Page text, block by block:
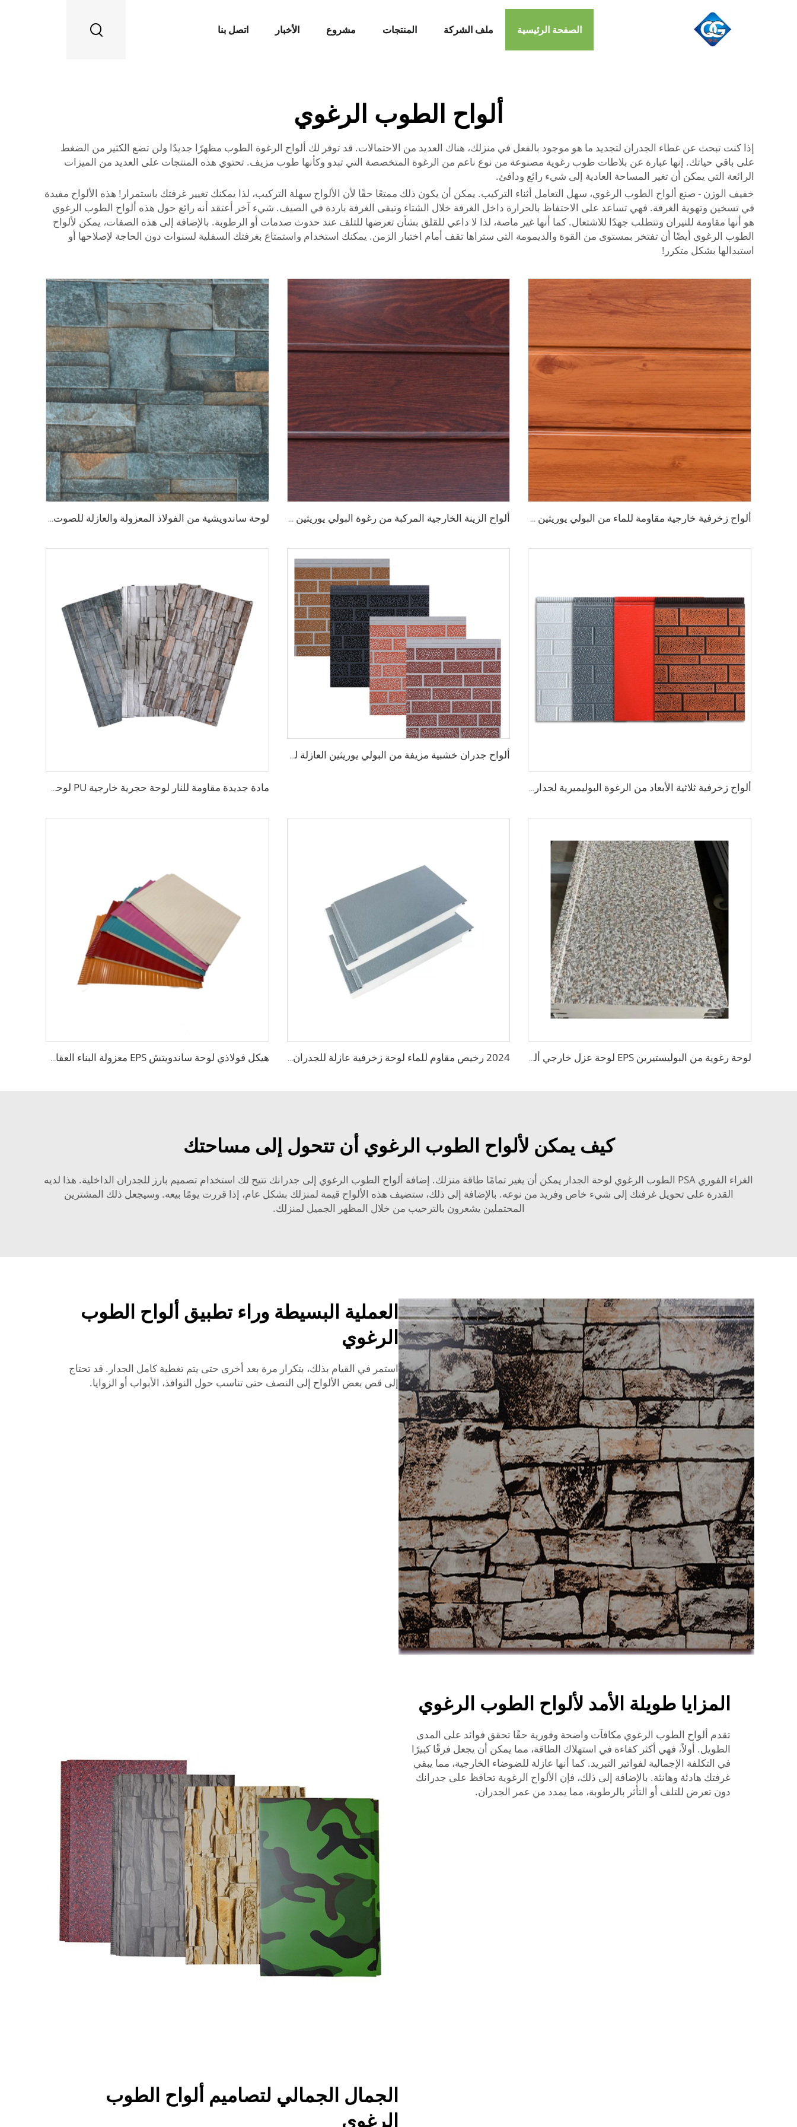
الصفحة الرئيسية ملف الشركة المنتجات مشروع الأخبار اتصل بنا
ألواح الطوب الرغوي
إذا كنت تبحث عن غطاء الجدران لتجديد ما هو موجود بالفعل في منزلك، هناك العديد من الاحتمالات. قد توفر لك ألواح الرغوة الطوب مظهرًا جديدًا ولن تضع الكثير من الضغط
على باقي حياتك. إنها عبارة عن بلاطات طوب رغوية مصنوعة من نوع ناعم من الرغوة المتخصصة التي تبدو وكأنها طوب مزيف. تحتوي هذه المنتجات على العديد من الميزات
الرائعة التي يمكن أن تغير المساحة العادية إلى شيء رائع ودافئ.
خفيف الوزن - صنع ألواح الطوب الرغوي، سهل التعامل أثناء التركيب. يمكن أن يكون ذلك ممتعًا حقًا لأن الألواح سهلة التركيب، لذا يمكنك تغيير غرفتك باستمرار! هذه الألواح مفيدة
في تسخين وتهوية الغرفة. فهي تساعد على الاحتفاظ بالحرارة داخل الغرفة خلال الشتاء وتبقى الغرفة باردة في الصيف. شيء آخر أعتقد أنه رائع حول هذه ألواح الطوب الرغوي
هو أنها مقاومة للنيران وتتطلب جهدًا للاشتعال. كما أنها غير ماصة، لذا لا داعي للقلق بشأن تعرضها للتلف عند حدوث صدمات أو الرطوبة. بالإضافة إلى هذه الصفات، يمكن لألواح
الطوب الرغوي أيضًا أن تفتخر بمستوى من القوة والديمومة التي ستراها تقف أمام اختبار الزمن. يمكنك استخدام واستمتاع بغرفتك السفلية لسنوات دون الحاجة لإصلاحها أو
استبدالها بشكل متكرر!
ألواح زخرفية خارجية مقاومة للماء من البولي يوريثين رغوي ساندويشي مقاومة للغرف الباردة ألواح جدارية معدنية ألواح الزينة الخارجية المركبة من رغوة البولي يوريثين ألواح معدنية مركبة للجدران الخارجية لإعادة تجديد المنزل لوحة ساندويشية من الفولاذ المعزولة والعازلة للصوت بسماكة 50 مم من رغوة الـ EPS والعزل من البولي يوريثين للجدران والسقف
ألواح زخرفية ثلاثية الأبعاد من الرغوة البوليميرية لجدار المنزل الخارجي للمباني المركبة لإعادة تأهيل المنزل
ألواح جدران خشبية مزيفة من البولي يوريثين العازلة للصوت ألواح رغوة بولي يوريثين مركبة معزولة للديكور الخارجي لغطاء الكارافان
مادة جديدة مقاومة للنار لوحة حجرية خارجية PU لوحة عازلة خارجية لوحة ساندويش PU لتزيين المنزل
لوحة رغوية من البوليستيرين EPS لوحة عزل خارجي ألواح نحت معدنية لزينة جدران وسقف المستودع 2024 رخيص مقاوم للماء لوحة زخرفية عازلة للجدران لوحة زخرفية مركبة من الرغوة البوليستيرينية واللوحة المعدنية الجانبية هيكل فولاذي لوحة ساندويتش EPS معزولة البناء العقاري بناء حاوية منزل
كيف يمكن لألواح الطوب الرغوي أن تتحول إلى مساحتك
الغراء الفوري PSA الطوب الرغوي لوحة الجدار يمكن أن يغير تمامًا طاقة منزلك. إضافة ألواح الطوب الرغوي إلى جدرانك تتيح لك استخدام تصميم بارز للجدران الداخلية. هذا لديه
القدرة على تحويل غرفتك إلى شيء خاص وفريد من نوعه. بالإضافة إلى ذلك، ستضيف هذه الألواح قيمة لمنزلك بشكل عام، إذا قررت يومًا بيعه. وسيجعل ذلك المشترين
المحتملين يشعرون بالترحيب من خلال المظهر الجميل لمنزلك.
العملية البسيطة وراء تطبيق ألواح الطوب
الرغوي
استمر في القيام بذلك، بتكرار مرة بعد أخرى حتى يتم تغطية كامل الجدار. قد تحتاج
إلى قص بعض الألواح إلى النصف حتى تناسب حول النوافذ، الأبواب أو الزوايا.
المزايا طويلة الأمد لألواح الطوب الرغوي
تقدم ألواح الطوب الرغوي مكافآت واضحة وفورية حقًا تحقق فوائد على المدى
الطويل. أولاً، فهي أكثر كفاءة في استهلاك الطاقة، مما يمكن أن يجعل فرقًا كبيرًا
في التكلفة الإجمالية لفواتير التبريد. كما أنها عازلة للضوضاء الخارجية، مما يبقي
غرفتك هادئة وهانئة. بالإضافة إلى ذلك، فإن الألواح الرغوية تحافظ على جدرانك
دون تعرض للتلف أو التأثر بالرطوبة، مما يمدد من عمر الجدران.
الجمال الجمالي لتصاميم ألواح الطوب
الرغوي